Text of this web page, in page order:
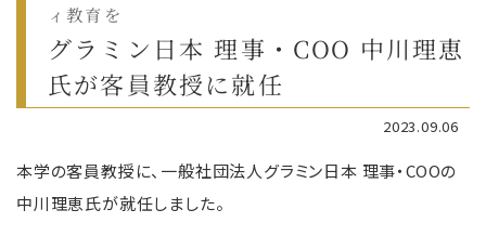
ィ教育を
グラミン日本 理事・COO 中川理恵
氏が客員教授に就任
2023.09.06
本学の客員教授に、一般社団法人グラミン日本 理事・COOの
中川理恵氏が就任しました。